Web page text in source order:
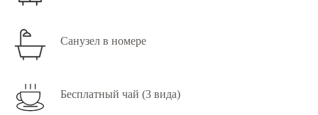
Санузел в номере
Бесплатный чай (3 вида)